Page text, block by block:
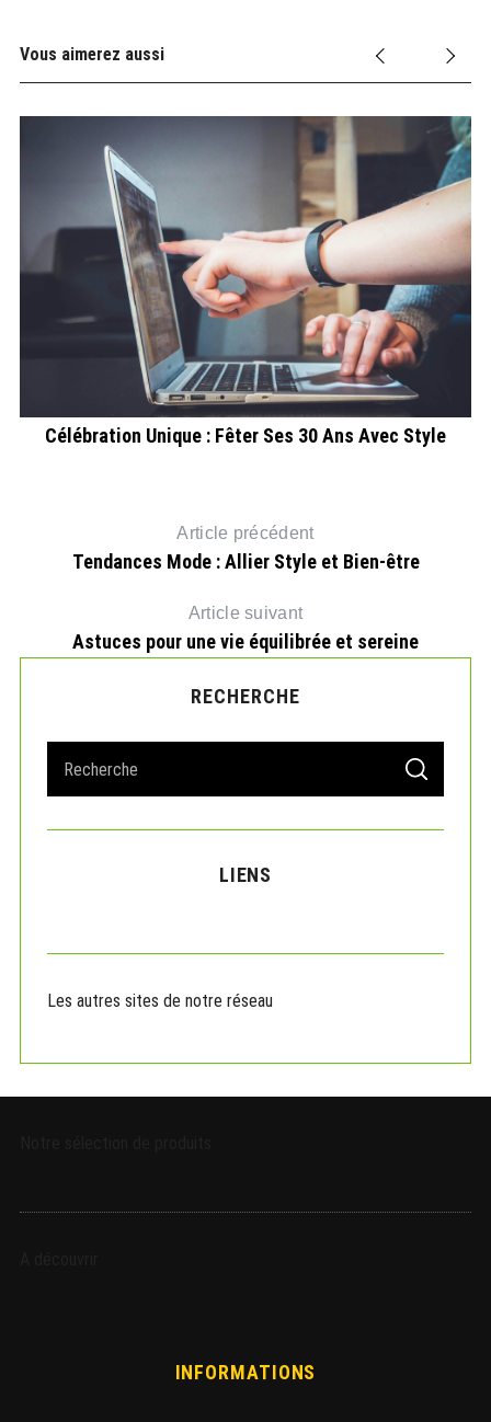
Vous aimerez aussi
Célébration Unique : Fêter Ses 30 Ans Avec Style
Article précédent
Tendances Mode : Allier Style et Bien-être
Article suivant
Astuces pour une vie équilibrée et sereine
RECHERCHE
a
r
r
S
A
C
LIENS
Les autres sites de notre réseau
INFORMATIONS